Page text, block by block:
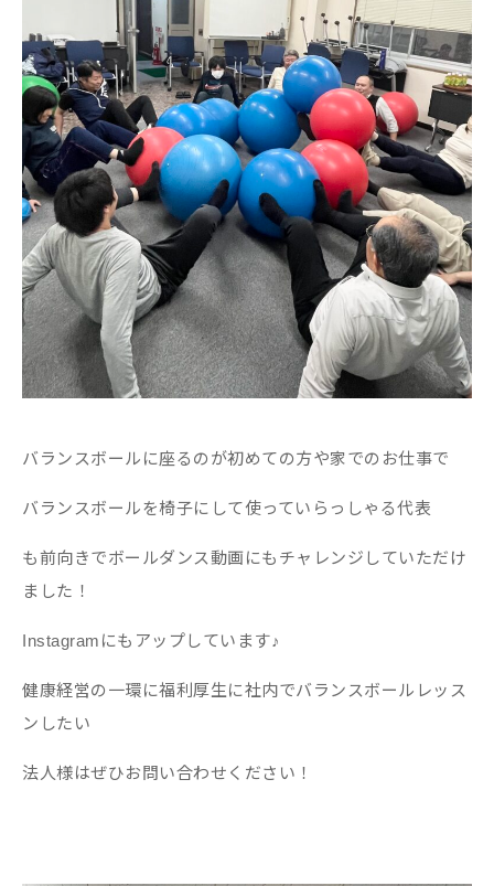
バランスボールに座るのが初めての方や家でのお仕事で
バランスボールを椅子にして使っていらっしゃる代表
も前向きでボールダンス動画にもチャレンジしていただけ
ました！
Instagramにもアップしています♪
健康経営の一環に福利厚生に社内でバランスボールレッス
ンしたい
法人様はぜひお問い合わせください！